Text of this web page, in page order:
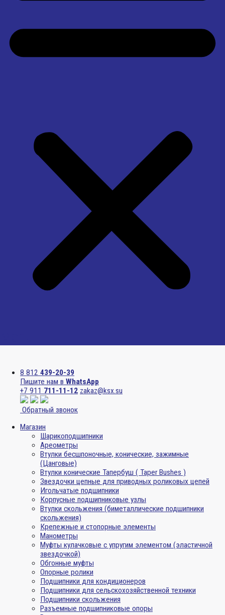
8 812 439-20-39
Пишите нам в WhatsApp
+7 911 711-11-12 zakaz@ksx.su
Обратный звонок
Магазин
Шарикоподшипники
Ареометры
Втулки бесшпоночные, конические, зажимные
(Цанговые)
Втулки конические Тапербуш ( Taper Bushes )
Звездочки цепные для приводных роликовых цепей
Игольчатые подшипники
Корпусные подшипниковые узлы
Втулки скольжения (биметаллические подшипники
скольжения)
Крепежные и стопорные элементы
Манометры
Муфты кулачковые с упругим элементом (эластичной
звездочкой)
Обгонные муфты
Опорные ролики
Подшипники для кондиционеров
Подшипники для сельскохозяйственной техники
Подшипники скольжения
Разъемные подшипниковые опоры